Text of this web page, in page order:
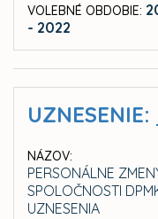
VOLEBNÉ OBDOBIE:
- 2022
UZNESENIE:
NÁZOV:
PERSONÁLNE
SPOLOČNOSTI
UZNESENIA